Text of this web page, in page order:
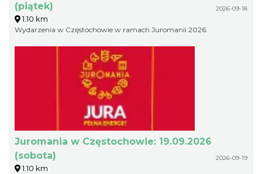
(piątek)
2026-09-18
1.10 km
Wydarzenia w Częstochowie w ramach Juromanii 2026.
Juromania w Częstochowie: 19.09.2026
(sobota)
2026-09-19
1.10 km